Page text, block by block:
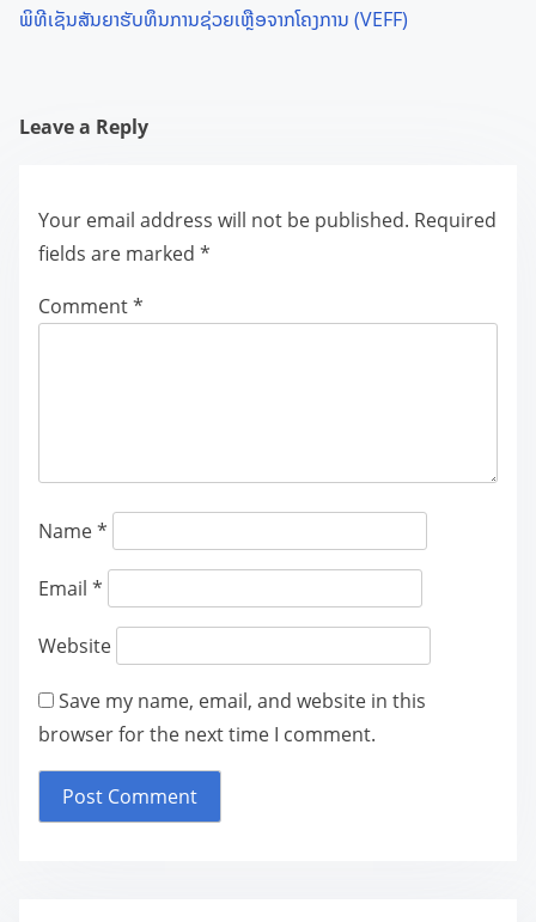
ພິທີເຊັນສັນຍາຮັບທຶນການຊ່ວຍເຫຼືອຈາກໂຄງການ (VEFF)
Leave a Reply
Your email address will not be published. Required
fields are marked *
Comment*
Name*
Email *
Website
Save my name, email, and website in this
browser for the next time I comment.